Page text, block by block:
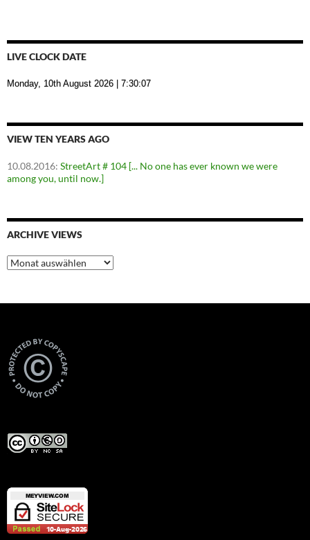
LIVE CLOCK DATE
Monday, 10th August 2026 | 7:30:08
VIEW TEN YEARS AGO
10.08.2016: StreetArt # 104 [... No one has ever known we were
among you, until now.]
ARCHIVE VIEWS
Archive
Views